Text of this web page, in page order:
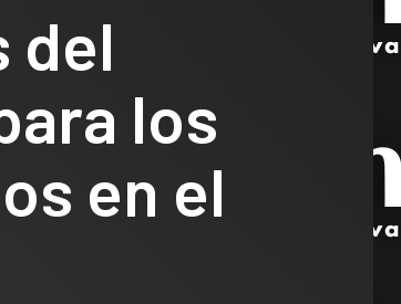
del
los
en el